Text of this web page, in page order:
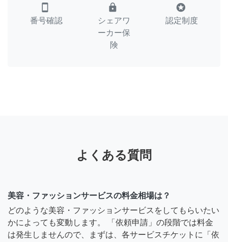
smartphone
番号確認
lock
シェアワ
ーカー保
険
stars
認定制度
よくある質問
美容・ファッションサービスの料金相場は？
どのような美容・ファッションサービスをしてもらいたい
かによっても変動します。 「依頼申請」の段階では料金
は発生しませんので、まずは、各サービスチケットに「依